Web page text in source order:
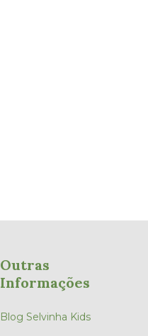
Outras
Informações
Blog Selvinha Kids